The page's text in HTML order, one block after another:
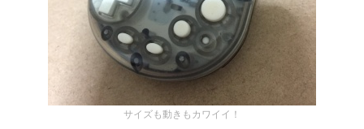
サイズも動きもカワイイ！